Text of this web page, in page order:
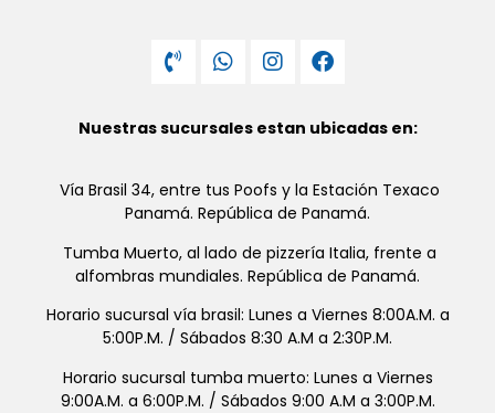
Nuestras sucursales estan ubicadas en:
Vía Brasil 34, entre tus Poofs y la Estación Texaco
Panamá. República de Panamá.
Tumba Muerto, al lado de pizzería Italia, frente a
alfombras mundiales. República de Panamá.
Horario sucursal vía brasil: Lunes a Viernes 8:00A.M. a
5:00P.M. / Sábados 8:30 A.M a 2:30P.M.
Horario sucursal tumba muerto: Lunes a Viernes
9:00A.M. a 6:00P.M. / Sábados 9:00 A.M a 3:00P.M.